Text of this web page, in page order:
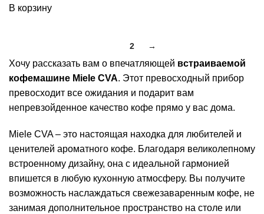
В корзину
2 →
Хочу рассказать вам о впечатляющей встраиваемой
кофемашине Miele CVA. Этот превосходный прибор
превосходит все ожидания и подарит вам
непревзойденное качество кофе прямо у вас дома.
Miele CVA – это настоящая находка для любителей и
ценителей ароматного кофе. Благодаря великолепному
встроенному дизайну, она с идеальной гармонией
впишется в любую кухонную атмосферу. Вы получите
возможность наслаждаться свежезаваренным кофе, не
занимая дополнительное пространство на столе или